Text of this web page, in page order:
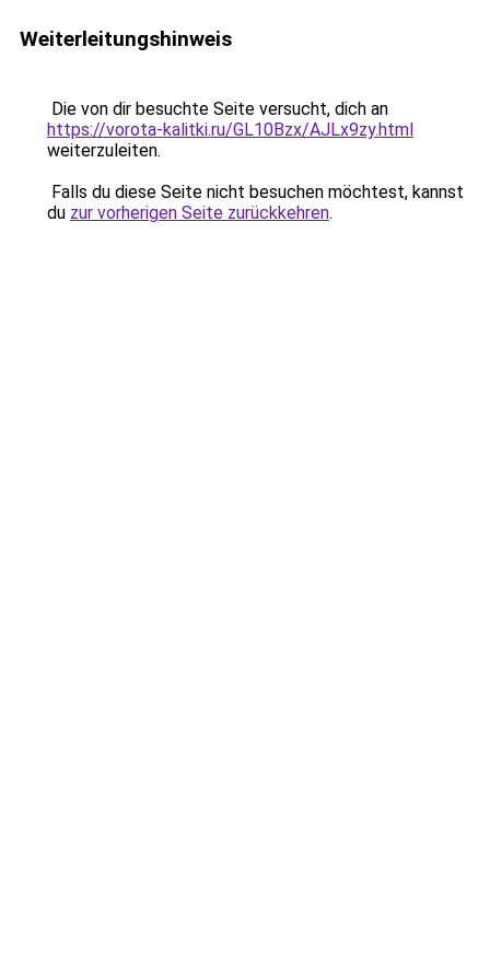
Weiterleitungshinweis
Die von dir besuchte Seite versucht, dich an
https://vorota-kalitki.ru/GL10Bzx/AJLx9zy.html
weiterzuleiten.
Falls du diese Seite nicht besuchen möchtest, kannst
du zur vorherigen Seite zurückkehren.